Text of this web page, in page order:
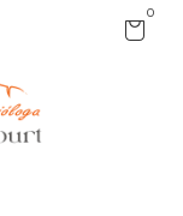
0